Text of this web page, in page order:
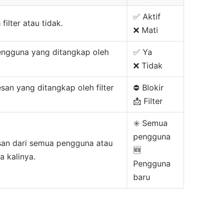
filter atau tidak.
✅ Aktif
❌ Mati
yang ditangkap oleh
✅ Ya
❌ Tidak
yang ditangkap oleh filter
⛔ Blokir
📩 Filter
dari semua pengguna atau
kalinya.
✳️ Semua
pengguna
🆕
Pengguna
baru